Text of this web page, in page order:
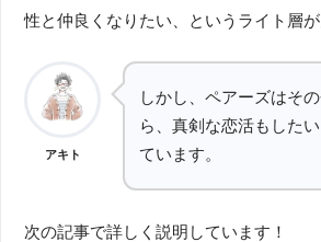
性と仲良くなりたい、というライト層が
アキト
しかし、ペアーズはそ
ら、真剣な恋活もした
ています。
次の記事で詳しく説明しています！